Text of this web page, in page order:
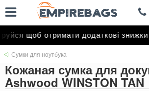
щоб отримати додаткові знижки
Сумки для ноутбука
Кожаная сумка для
Ashwood WINSTON TAN